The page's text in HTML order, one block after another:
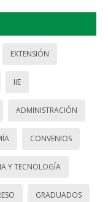
EXTENSIÓN
IIE
ADMINISTRACIÓN
CONVENIOS
Y TECNOLOGÍA
GRADUADOS